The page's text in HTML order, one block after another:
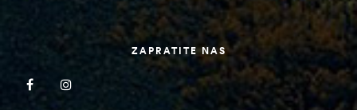
ZAPRATITE NAS